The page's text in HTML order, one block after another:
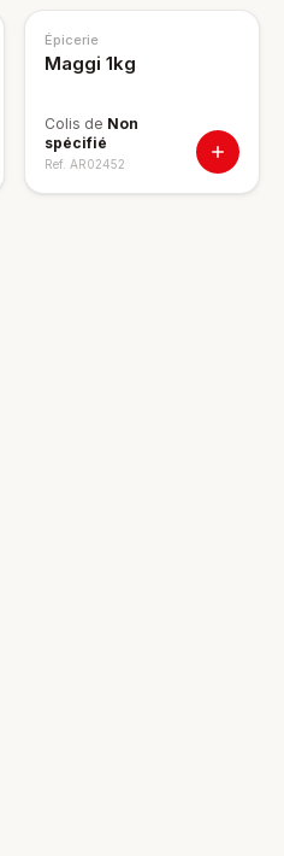
Épicerie
Maggi 1kg
Colis de Non
spécifié
Ref. AR02452